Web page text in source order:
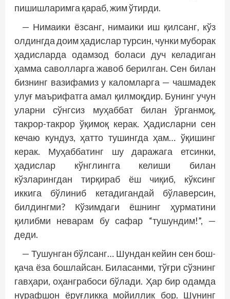
пишишларимга қараб, жим ўтирди.
— Нимаики ёзсанг, нимаики иш қилсанг, кўз
олдингда доим ҳадислар турсин, чунки муборак
ҳадисларда одамзод боласи дуч келадиган
ҳамма саволларга жавоб берилган. Сен билан
бизнинг вазифамиз у каломларга — чашмадек
улуғ маърифатга амал қилмоқдир. Бунинг учун
уларни сўнгсиз муҳаббат билан ўрганмоқ,
такрор-такрор ўқимоқ керак. Ҳадисларни сен
кечаю кундуз, ҳатто тушингда ҳам… ўқишинг
керак. Муҳаб­батинг шу даражага етсинки,
ҳадислар кўнг­лингга келиши билан
кўзларингдан тирқираб ёш чиқиб, кўксинг
иккига бўлиниб кетадигандай бўлаверсин,
билдингми? Кўзимдаги ёшнинг ҳурматини
қилибми неварам бу сафар “тушундим!”, —
деди.
— Тушунган бўлсанг… Шундан кейин сен бош­
қача ёза бошлайсан. Биласанми, тўғри сўзнинг
гавҳари, оҳанграбоси бўлади. Ҳар бир одамда
нурафшон ёруғликка мойиллик бор. Шунинг